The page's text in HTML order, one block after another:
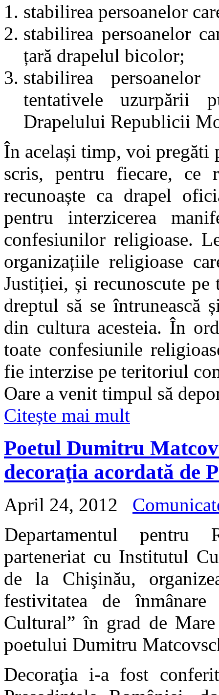
stabilirea persoanelor
stabilirea persoanelor
țară drapelul bicolor;
stabilirea
tentativele uzurpării
Drapelului Republicii
În același timp, voi
scris, pentru fiecare, ce
recunoaște ca drapel
pentru interzicerea
confesiunilor religioase.
organizațiile religioase
Justiției, și recunoscute
dreptul să se întrunească
din cultura acesteia. În
toate confesiunile
fie interzise pe teritoriul
Oare a venit timpul să
Citește mai mult
Poetul Dumitru
decoraţia acordată de
April 24, 2012
Departamentul
parteneriat cu Institutul
de la Chişinău,
festivitatea de
Cultural” în grad de
poetului Dumitru
Decoraţia i-a fost